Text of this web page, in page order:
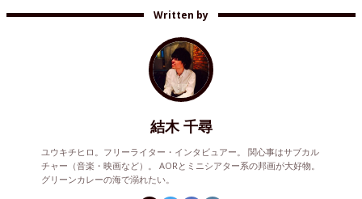
Written by
結木 千尋
ユウキチヒロ。フリーライター・インタビュアー。 関心事はサブカル
チャー（音楽・映画など）。 AORとミニシアター系の邦画が大好物。
グリーンカレーの海で溺れたい。